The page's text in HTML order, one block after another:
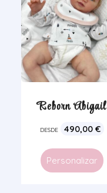
Reborn Abigail
DESDE 490,00 €
Personalizar